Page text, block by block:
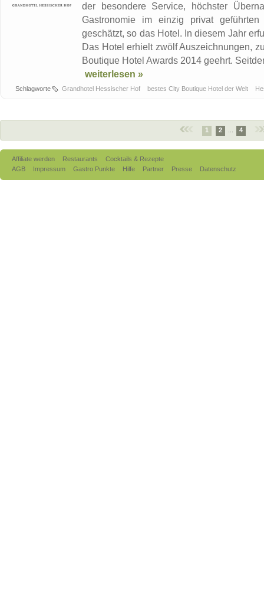
der besondere Service, höchster
Gastronomie im einzig privat
geschätzt, so das Hotel. In diesem Jahr
Das Hotel erhielt zwölf Auszeichnungen,
Boutique Hotel Awards 2014 geehrt.
weiterlesen »
Schlagworte Grandhotel Hessischer Hof bestes City Boutique Hotel der Welt
1 2 4
Affiliate werden Restaurants
Cocktails & Rezepte
AGB
Impressum Gastro Punkte Hilfe Partner Presse Datenschutz